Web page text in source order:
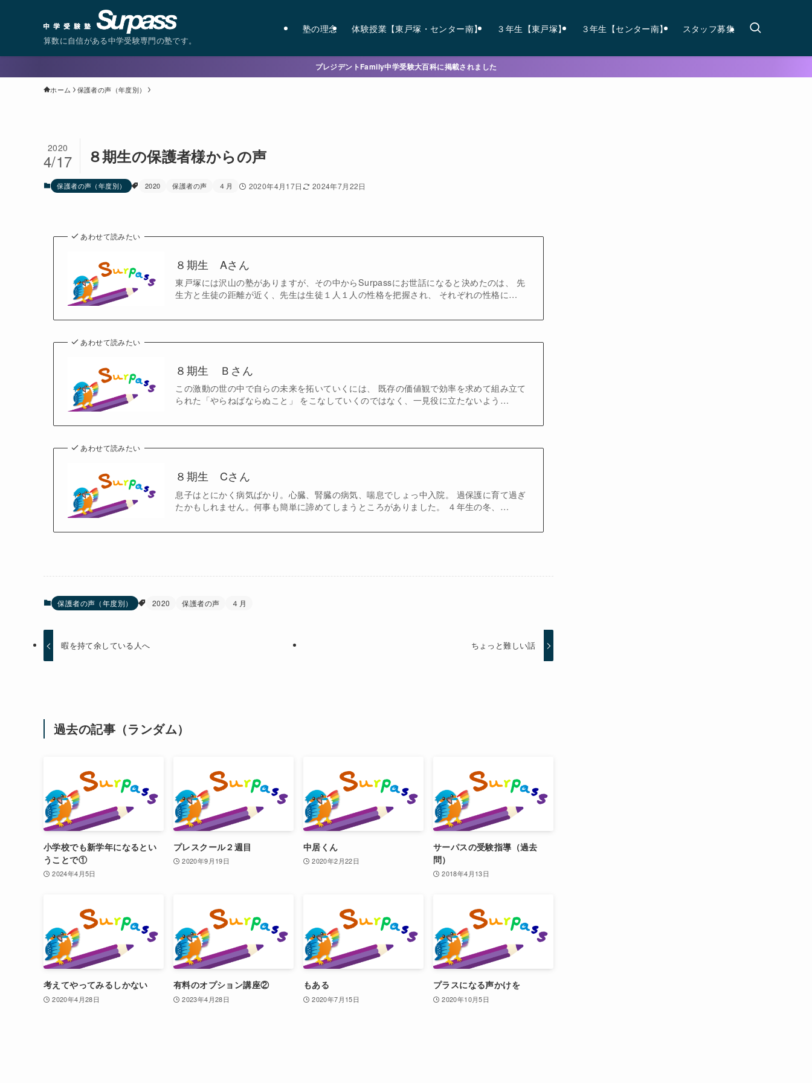
算数に自信がある中学受験専門の塾です。
塾の理念 体験授業【東戸塚・センター南】 ３年生【東戸塚】 ３年生【センター南】 スタッフ募集
プレジデントFamily中学受験大百科に掲載されました
ホーム 保護者の声（年度別）
８期生の保護者様からの声
2020
4/17
保護者の声（年度別） 2020 保護者の声 ４月 2020年4月17日 2024年7月22日
あわせて読みたい
８期生 Aさん
東戸塚には沢山の塾がありますが、その中からSurpassにお世話になると決めたのは、 先
生方と生徒の距離が近く、先生は生徒１人１人の性格を把握され、 それぞれの性格に…
あわせて読みたい
８期生 Ｂさん
この激動の世の中で自らの未来を拓いていくには、 既存の価値観で効率を求めて組み立て
られた「やらねばならぬこと」 をこなしていくのではなく、一見役に立たないよう…
あわせて読みたい
８期生 Cさん
息子はとにかく病気ばかり。心臓、腎臓の病気、喘息でしょっ中入院。 過保護に育て過ぎ
たかもしれません。何事も簡単に諦めてしまうところがありました。 ４年生の冬、…
保護者の声（年度別） 2020 保護者の声 ４月
暇を持て余している人へ ちょっと難しい話
過去の記事（ランダム）
小学校でも新学年になるとい
うことで①
2024年4月5日
プレスクール２週目
2020年9月19日
中居くん
2020年2月22日
サーパスの受験指導（過去
問）
2018年4月13日
考えてやってみるしかない
2020年4月28日
有料のオプション講座②
2023年4月28日
もある
2020年7月15日
プラスになる声かけを
2020年10月5日